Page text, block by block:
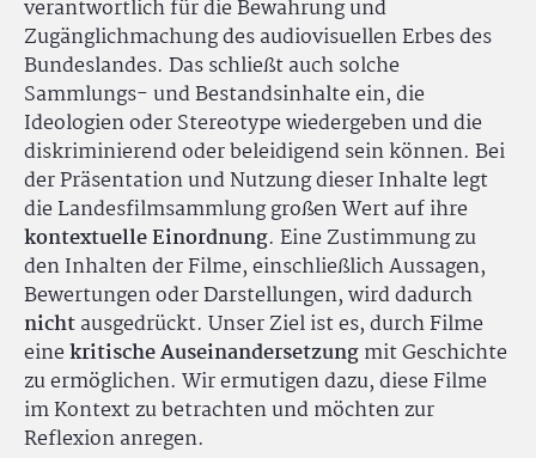
verantwortlich für die Bewahrung und
Zugänglichmachung des audiovisuellen Erbes des
Bundeslandes. Das schließt auch solche
Sammlungs- und Bestandsinhalte ein, die
Ideologien oder Stereotype wiedergeben und die
diskriminierend oder beleidigend sein können. Bei
der Präsentation und Nutzung dieser Inhalte legt
die Landesfilmsammlung großen Wert auf ihre
kontextuelle Einordnung. Eine Zustimmung zu
den Inhalten der Filme, einschließlich Aussagen,
Bewertungen oder Darstellungen, wird dadurch
nichtausgedrückt. Unser Ziel ist es, durch Filme
einekritische Auseinandersetzungmit Geschichte
zu ermöglichen. Wir ermutigen dazu, diese Filme
im Kontext zu betrachten und möchten zur
Reflexion anregen.